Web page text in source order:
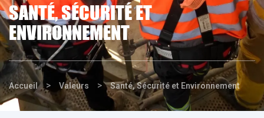
SANTÉ, SÉCURITÉ ET
ENVIRONNEMENT
Accueil > Valeurs > Santé, Sécurité et Environnement